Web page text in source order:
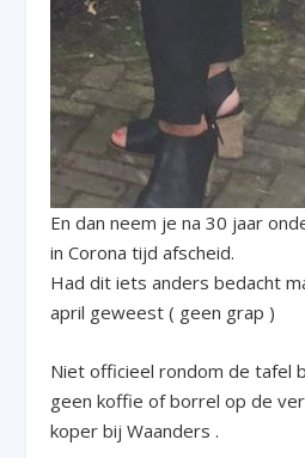
En dan neem je na 30 jaar
in Corona tijd afscheid.
Had dit iets anders bedacht
april geweest ( geen grap )
Niet officieel rondom de tafel
geen koffie of borrel op de
koper bij Waanders .